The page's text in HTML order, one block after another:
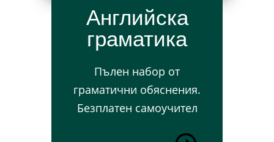
Английска
граматика
Пълен набор от
граматични обяснения.
Безплатен самоучител